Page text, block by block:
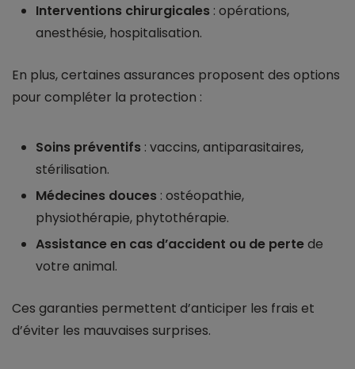
Interventions chirurgicales : opérations,
anesthésie, hospitalisation.
En plus, certaines assurances proposent des options
pour compléter la protection :
Soins préventifs : vaccins, antiparasitaires,
stérilisation.
Médecines douces : ostéopathie,
physiothérapie, phytothérapie.
Assistance en cas d’accident ou de pertede
votre animal.
Ces garanties permettent d’anticiper les frais et
d’éviter les mauvaises surprises.